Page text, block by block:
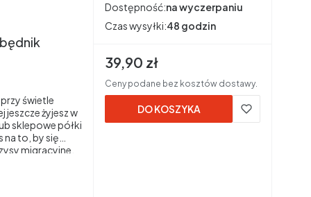
świetle
żyjesz w
sklepowe półki
na to, by się
migracyjne,
Dostępność:na wyczerpaniu
Czas wysyłki:48 godzin
Cena brutto
39,90 zł
Ceny podane bez kosztów dostawy.
DO KOSZYKA